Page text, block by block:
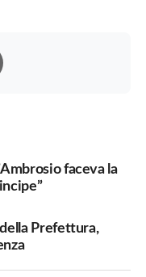
faceva la
Prefettura,